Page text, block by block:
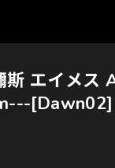
エイメス
[Dawn02]